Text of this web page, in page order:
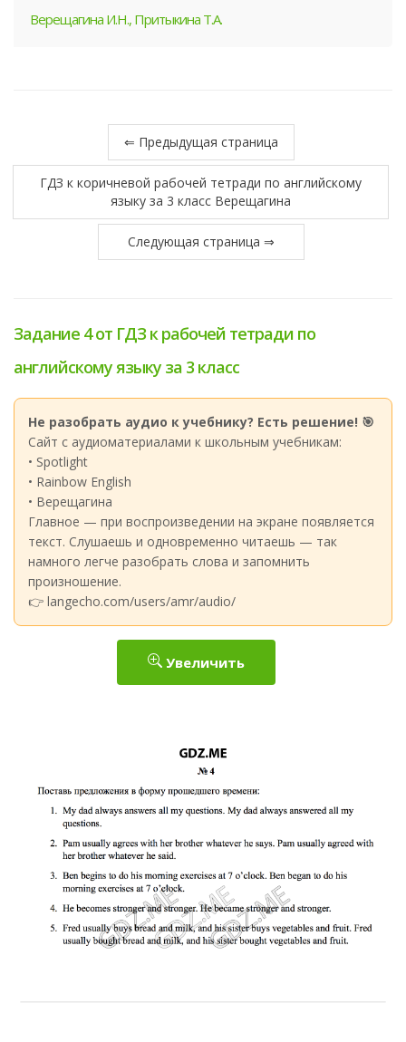
Верещагина И.Н., Притыкина Т.А.
⇐ Предыдущая страница
ГДЗ к коричневой рабочей тетради по английскому
языку за 3 класс Верещагина
Следующая страница ⇒
Задание 4 от ГДЗ к рабочей тетради по
английскому языку за 3 класс
Не разобрать аудио к учебнику? Есть решение! 🎯
Сайт с аудиоматериалами к школьным учебникам:
• Spotlight
• Rainbow English
• Верещагина
Главное — при воспроизведении на экране появляется
текст. Слушаешь и одновременно читаешь — так
намного легче разобрать слова и запомнить
произношение.
👉 langecho.com/users/amr/audio/
Увеличить